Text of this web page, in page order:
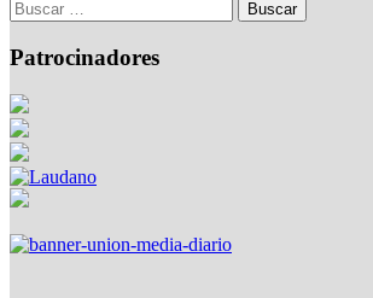
Patrocinadores